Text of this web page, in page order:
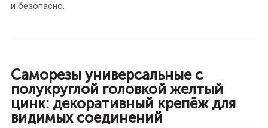
и безопасно.
Саморезы универсальные с
полукруглой головкой желтый
цинк: декоративный крепёж для
видимых соединений